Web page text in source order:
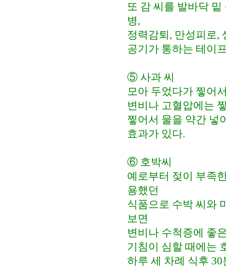
또 감 씨를 발바닥
병,
정력감퇴, 만성피로,
공기가 통하는 테이
⑤ 사과 씨
모아 두었다가 찧어
변비나 고혈압에는
찧어서 물을 약간 넣
효과가 있다.
⑥ 호박씨
예로부터 젖이 부족
용했던
식품으로 수박 씨와
보면
변비나 수척증에 좋
기침이 심할 때에는
하루 세 차례 식후